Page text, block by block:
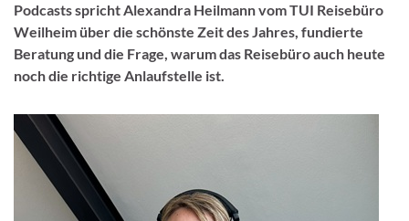
Podcasts spricht Alexandra Heilmann vom TUI Reisebüro
Weilheim über die schönste Zeit des Jahres, fundierte
Beratung und die Frage, warum das Reisebüro auch heute
noch die richtige Anlaufstelle ist.